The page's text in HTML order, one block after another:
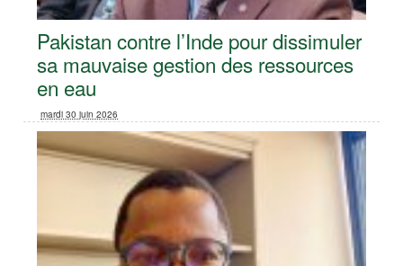
Pakistan contre l’Inde pour dissimuler
sa mauvaise gestion des ressources
en eau
mardi 30 juin 2026